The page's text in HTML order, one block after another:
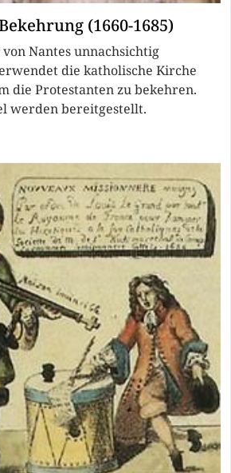
(1660-1685)
Nantes unnachsichtig
die katholische Kirche
die Protestanten zu bekehren.
werden bereitgestellt.